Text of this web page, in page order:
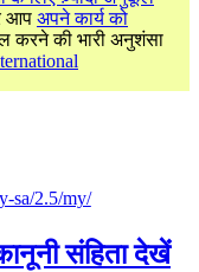
आप अपने कार्य को
करने की भारी अनुशंसा
sa/2.5/my/
संहिता देखें